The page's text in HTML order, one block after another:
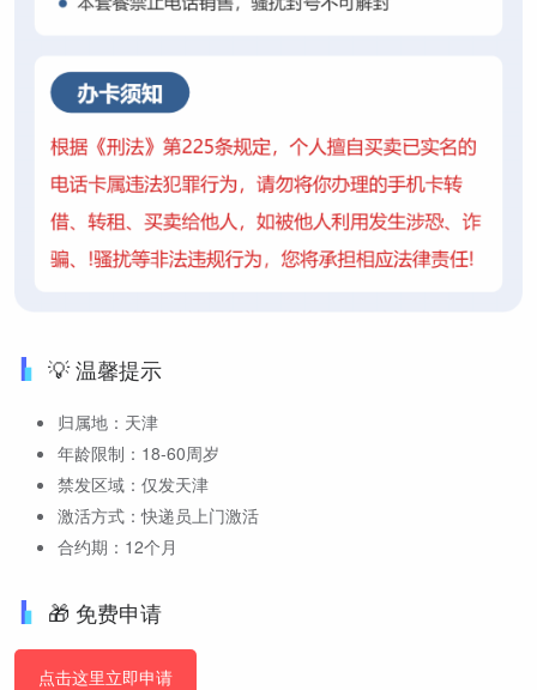
💡 温馨提示
归属地：天津
年龄限制：18-60周岁
禁发区域：仅发天津
激活方式：快递员上门激活
合约期：12个月
🎁 免费申请
点击这里立即申请